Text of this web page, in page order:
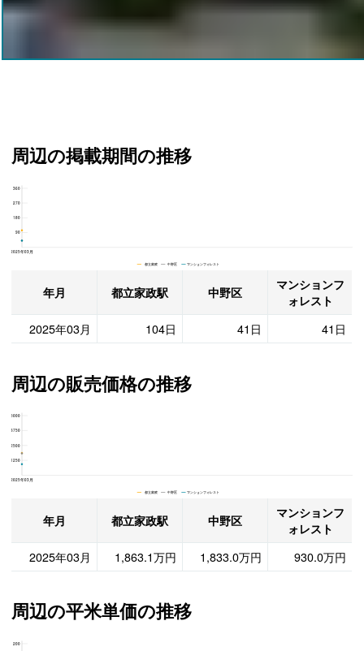
周辺の掲載期間の推移
2025年03月
360
270
180
90
都立家政 中野区 マンションフォレスト
年月 都立家政駅 中野区
マンションフ
ォレスト
2025年03月
104日 41日 41日
周辺の販売価格の推移
マンションフォレスト、中野区と都立家政駅の周辺の販売価格の推移
2025年03月
5000
3750
2500
1250
都立家政 中野区 マンションフォレスト
年月 都立家政駅 中野区
マンションフ
ォレスト
2025年03月
1,863.1万円 1,833.0万円 930.0万円
周辺の平米単価の推移
200